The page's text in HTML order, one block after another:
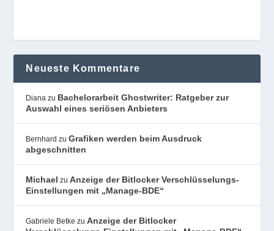
Neueste Kommentare
Diana zu Bachelorarbeit Ghostwriter: Ratgeber zur
Auswahl eines seriösen Anbieters
Bernhard zuGrafiken werden beim Ausdruck
abgeschnitten
Michael zuAnzeige der Bitlocker Verschlüsselungs-
Einstellungen mit „Manage-BDE“
Gabriele Betke zuAnzeige der Bitlocker